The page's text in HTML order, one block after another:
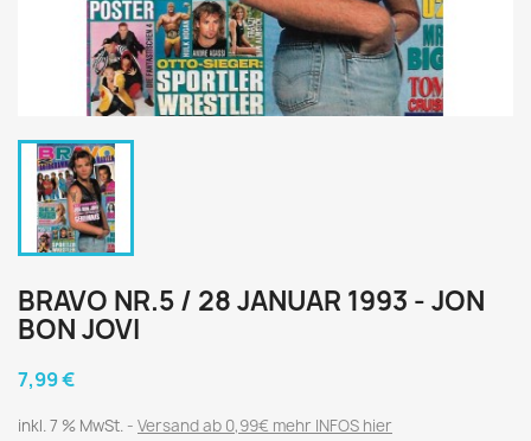
BRAVO NR.5 / 28 JANUAR 1993 - JON
BON JOVI
7,99 €
inkl. 7 % MwSt. Versand ab 0,99€ mehr INFOS hier